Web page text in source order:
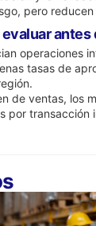
pero
antes
operaciones
tasas de
de ventas, los
por